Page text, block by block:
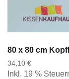
80 x 80 cm
34,10 €
Inkl. 19 %